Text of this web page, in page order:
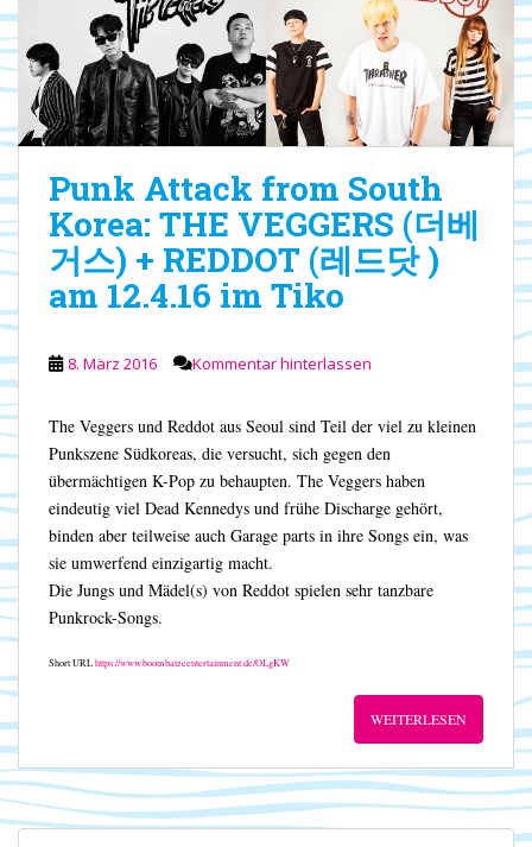
Punk Attack from South
Korea: THE VEGGERS (더베
거스) + REDDOT (레드닷 )
am 12.4.16 im Tiko
8. März 2016 Kommentar hinterlassen
The Veggers und Reddot aus Seoul sind Teil der viel zu kleinen
Punkszene Südkoreas, die versucht, sich gegen den
übermächtigen K-Pop zu behaupten. The Veggers haben
eindeutig viel Dead Kennedys und frühe Discharge gehört,
binden aber teilweise auch Garage parts in ihre Songs ein, was
sie umwerfend einzigartig macht.
Die Jungs und Mädel(s) von Reddot spielen sehr tanzbare
Punkrock-Songs.
Short URLhttps://www.boombatzeentertainment.de/OLgKW
WEITERLESEN